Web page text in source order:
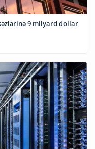
9 milyard dollar